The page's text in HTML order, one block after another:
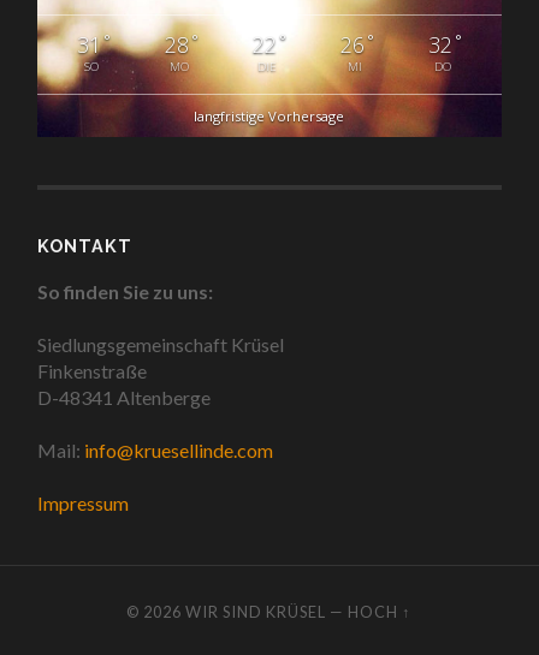
31°
SO
28°
MO
22 °
DIE
26°
MI
32 °
DO
langfristige Vorhersage
KONTAKT
So finden Sie zu uns:
Siedlungsgemeinschaft Krüsel
Finkenstraße
D-48341 Altenberge
Mail: info@kruesellinde.com
Impressum
© 2026WIR SIND KRÜSEL — HOCH ↑